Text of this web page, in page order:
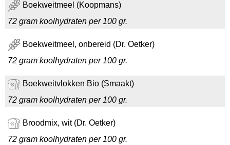
Boekweitmeel (Koopmans)
72 gram koolhydraten per 100 gr.
Boekweitmeel, onbereid (Dr. Oetker)
72 gram koolhydraten per 100 gr.
Boekweitvlokken Bio (Smaakt)
72 gram koolhydraten per 100 gr.
Broodmix, wit (Dr. Oetker)
72 gram koolhydraten per 100 gr.